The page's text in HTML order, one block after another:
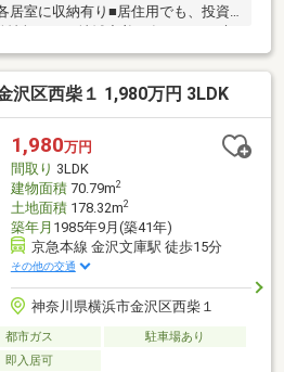
居室に収納有り■居住用でも、投資
ずはローンに関する相談に乗ってほ
見ていいのかわからない」様々な不
明確にお応えいたします。まずは、
をお聞かせください！お問い合わ
タン」からメールでどうぞ♪
沢区西柴１ 1,980万円 3LDK
1,980万円
間取り 3LDK
建物面積70.79m2
土地面積178.32m2
築年月 1985年9月(築41年)
京急本線 金沢文庫駅 徒歩15分
その他の交通
神奈川県横浜市金沢区西柴１
都市ガス
駐車場あり
即入居可